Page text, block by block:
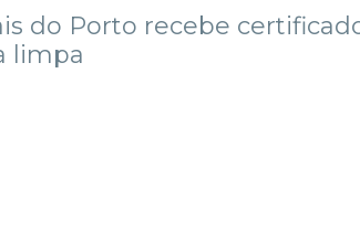
do Porto recebe
limpa